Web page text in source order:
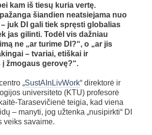
kam iš tiesų kuria vertę.
šiandien neatsiejama nuo
juk DI gali tiek spręsti globalias
jas gilinti. Todėl vis dažniau
ne „ar turime DI?“, o „ar jis
– tvariai, etiškai ir
žmogaus gerovę?“.
„SustAInLivWork“ direktorė ir
universiteto (KTU) profesorė
Tarasevičienė teigia, kad viena
– manyti, jog užtenka „nusipirkti“ DI
veiks savaime.